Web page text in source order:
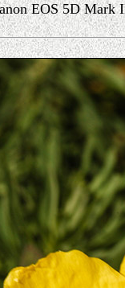
EOS 5D Mark